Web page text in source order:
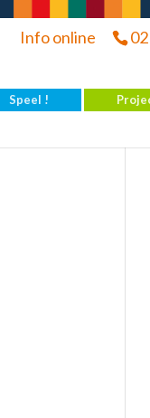
Info online
Speel !